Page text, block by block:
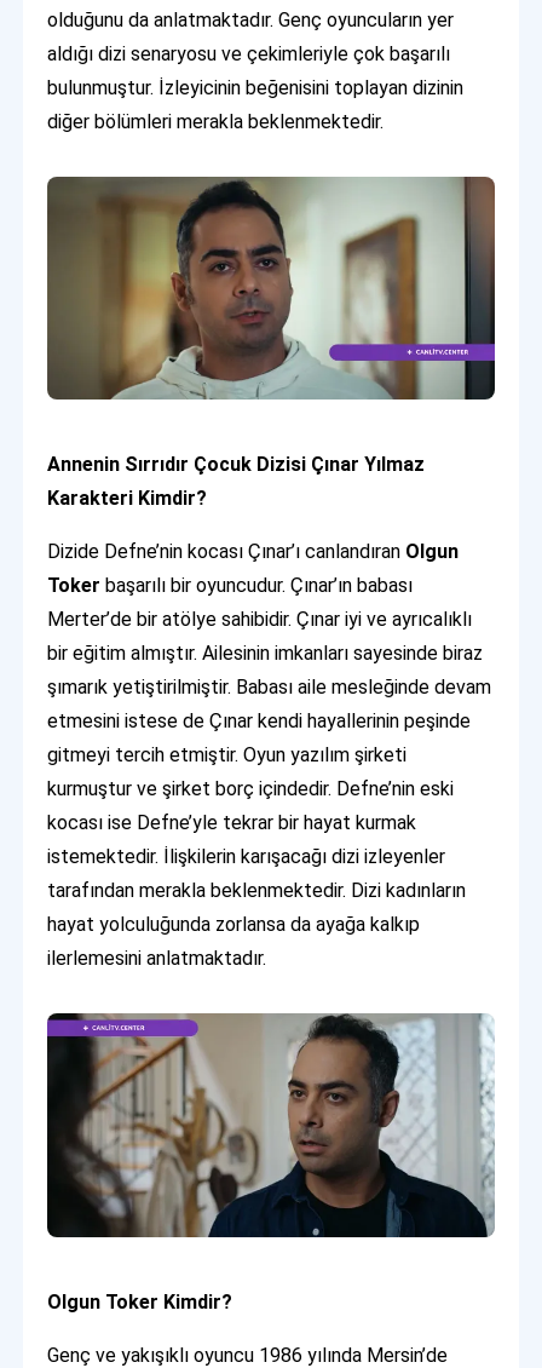
olduğunu da anlatmaktadır. Genç oyuncuların yer
aldığı dizi senaryosu ve çekimleriyle çok başarılı
bulunmuştur. İzleyicinin beğenisini toplayan dizinin
diğer bölümleri merakla beklenmektedir.
Annenin Sırrıdır Çocuk Dizisi Çınar Yılmaz
Karakteri Kimdir?
Dizide Defne’nin kocası Çınar’ı canlandıran Olgun
Toker başarılı bir oyuncudur. Çınar’ın babası
Merter’de bir atölye sahibidir. Çınar iyi ve ayrıcalıklı
bir eğitim almıştır. Ailesinin imkanları sayesinde biraz
şımarık yetiştirilmiştir. Babası aile mesleğinde devam
etmesini istese de Çınar kendi hayallerinin peşinde
gitmeyi tercih etmiştir. Oyun yazılım şirketi
kurmuştur ve şirket borç içindedir. Defne’nin eski
kocası ise Defne’yle tekrar bir hayat kurmak
istemektedir. İlişkilerin karışacağı dizi izleyenler
tarafından merakla beklenmektedir. Dizi kadınların
hayat yolculuğunda zorlansa da ayağa kalkıp
ilerlemesini anlatmaktadır.
Olgun Toker Kimdir?
Genç ve yakışıklı oyuncu 1986 yılında Mersin’de